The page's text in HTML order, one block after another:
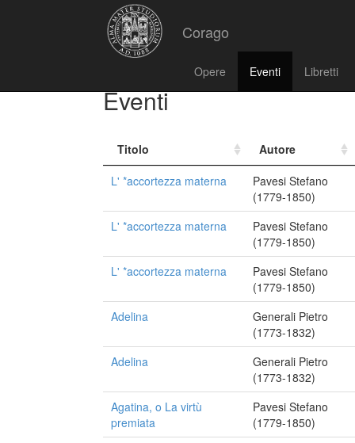
Corago
Opere Eventi Libretti
Eventi
Titolo
Autore
L' *accortezza materna
Pavesi Stefano
(1779-1850)
L' *accortezza materna
Pavesi Stefano
(1779-1850)
L' *accortezza materna
Pavesi Stefano
(1779-1850)
Adelina
Generali Pietro
(1773-1832)
Adelina
Generali Pietro
(1773-1832)
Agatina, o La virtù
premiata
Pavesi Stefano
(1779-1850)